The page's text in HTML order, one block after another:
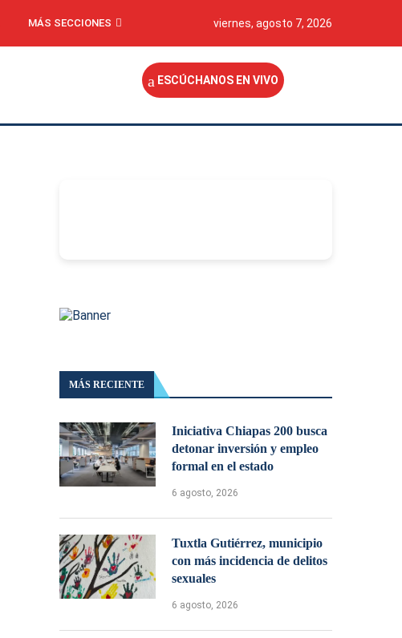
MÁS SECCIONES viernes, agosto 7, 2026
ESCÚCHANOS EN VIVO
MÁS RECIENTE
Iniciativa Chiapas 200 busca
detonar inversión y empleo
formal en el estado
6 agosto, 2026
Tuxtla Gutiérrez, municipio
con más incidencia de delitos
sexuales
6 agosto, 2026